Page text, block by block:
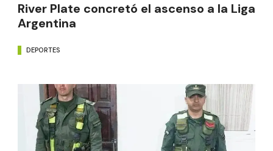
River Plate concretó el ascenso a la Liga
Argentina
DEPORTES